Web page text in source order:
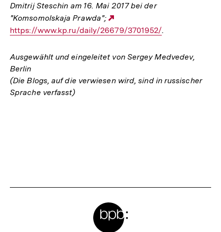
Dmitrij Steschin am 16. Mai 2017 bei der
"Komsomolskaja Prawda";
Link:
https://www.kp.ru/daily/26679/3701952/.
Ausgewählt und eingeleitet von Sergey Medvedev,
Berlin
(Die Blogs, auf die verwiesen wird, sind in russischer
Sprache verfasst)